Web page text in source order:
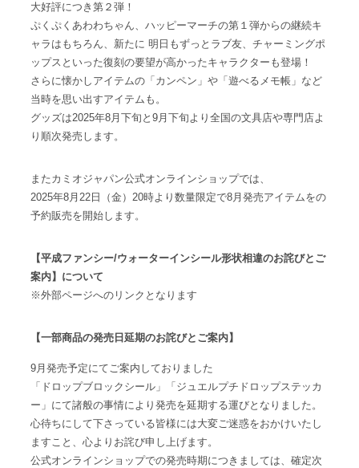
大好評につき第２弾！
ぷくぷくあわわちゃん、ハッピーマーチの第１弾からの継続キ
ャラはもちろん、新たに 明日もずっとラブ友、チャーミングポ
ップスといった復刻の要望が高かったキャラクターも登場！
さらに懐かしアイテムの「カンペン」や「遊べるメモ帳」など
当時を思い出すアイテムも。
グッズは2025年8月下旬と9月下旬より全国の文具店や専門店よ
り順次発売します。
またカミオジャパン公式オンラインショップでは、
2025年8月22日（金）20時より数量限定で8月発売アイテムをの
予約販売を開始します。
【平成ファンシー/ウォーターインシール形状相違のお詫びとご
案内】について
※外部ページへのリンクとなります
【一部商品の発売日延期のお詫びとご案内】
9月発売予定にてご案内しておりました
「ドロップブロックシール」「ジュエルプチドロップステッカ
ー」にて諸般の事情により発売を延期する運びとなりました。
心待ちにして下さっている皆様には大変ご迷惑をおかけいたし
ますこと、心よりお詫び申し上げます。
公式オンラインショップでの発売時期につきましては、確定次